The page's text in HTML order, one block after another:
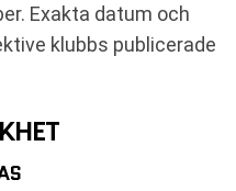
Exakta datum och
klubbs publicerade